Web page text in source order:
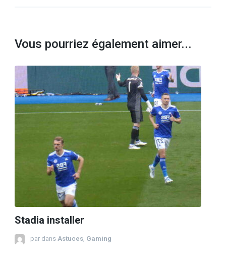
Vous pourriez également aimer...
Stadia installer
par dans Astuces, Gaming